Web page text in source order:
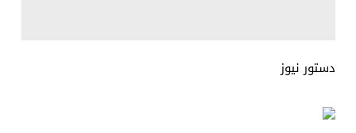
دستور نيوز